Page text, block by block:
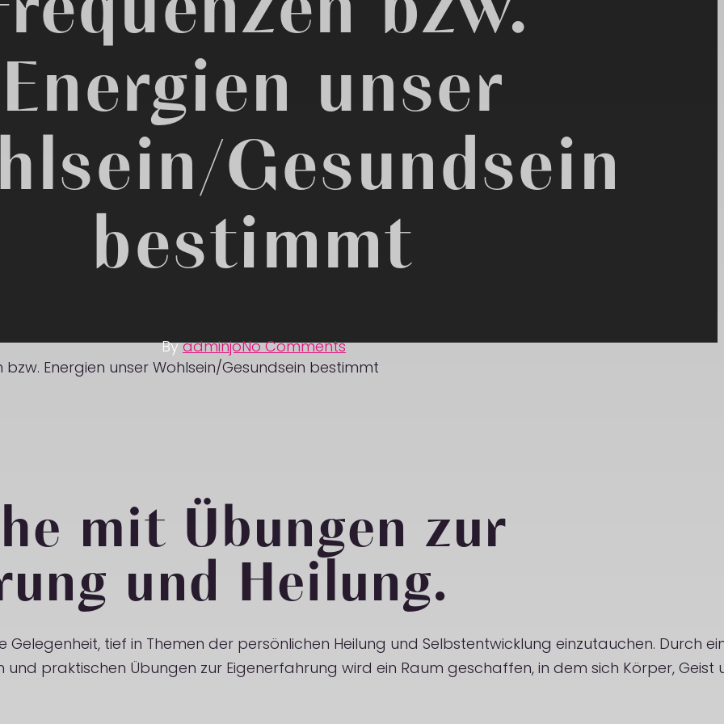
Energien unser
Gesundsein
bestimmt
By adminjoNo Comments
bzw. Energien unser Wohlsein/Gesundsein bestimmt
mit Übungen zur
und Heilung.
tief in Themen der persönlichen Heilung und Selbstentwicklung einzutauchen. Durch
praktischen Übungen zur Eigenerfahrung wird ein Raum geschaffen, in dem sich Körper, Geist